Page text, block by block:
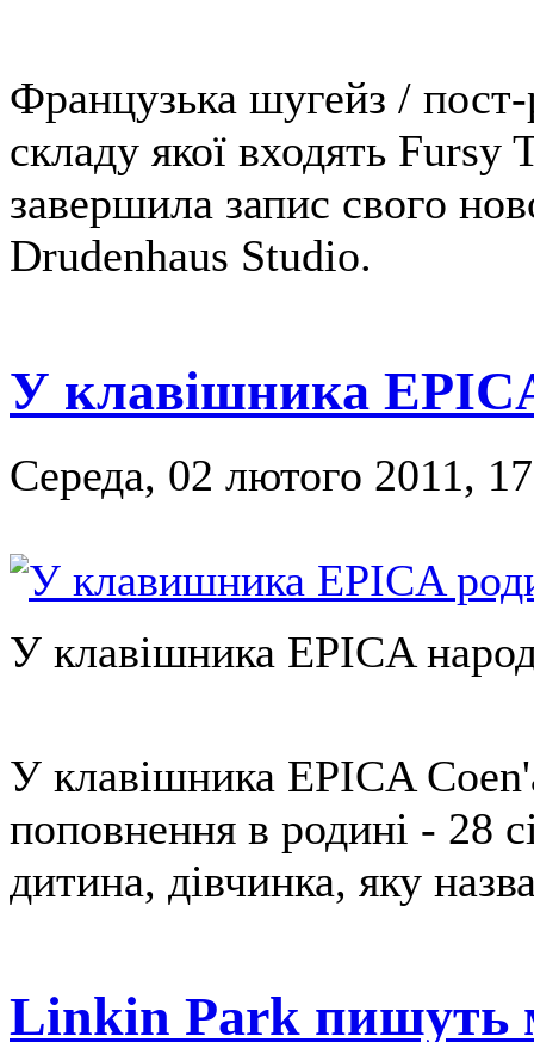
Французька шугейз /
складу якої входять
завершила запис свого
Drudenhaus Studio.
У клавішника
Середа, 02 лютого 2011,
У клавішника EPICA
У клавішника EPICA
поповнення в родині - 28
дитина, дівчинка, яку
Linkin Park пишуть